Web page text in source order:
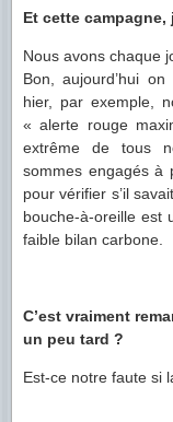
Et cette campagne,
Nous avons chaque
Bon, aujourd’hui
hier, par exemple,
« alerte rouge
extrême de tous
sommes engagés à
pour vérifier s’il
bouche-à-oreille est
faible bilan carbone.
C’est vraiment
un peu tard ?
Est-ce notre faute si